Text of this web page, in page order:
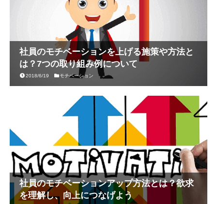
社員のモチベーションを上げる施策や方法と
は？7つの取り組み例について
2018/6/19 モチベーション
社員のモチベーションアップ方法とは？欲求
を理解し、向上につなげよう